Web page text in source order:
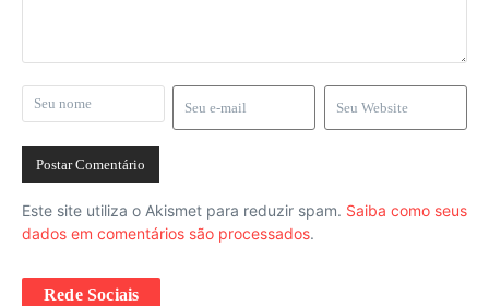
Este site utiliza o Akismet para reduzir spam. Saiba como seus
dados em comentários são processados.
Rede Sociais